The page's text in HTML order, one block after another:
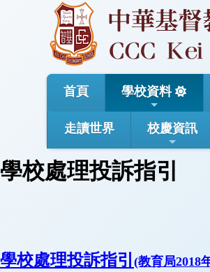
首頁 學校資料
走讀世界 校慶資訊
學校處理投訴指引